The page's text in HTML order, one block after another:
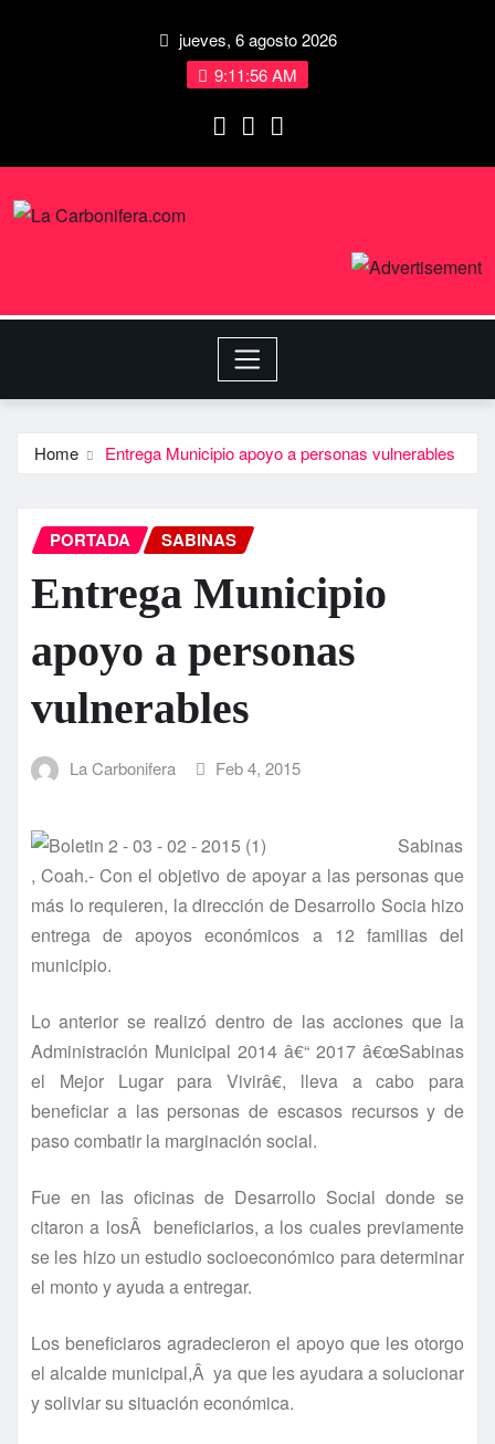
jueves, 6 agosto 2026
9:11:57 AM
Home Entrega Municipio apoyo a personas vulnerables
PORTADA SABINAS
Entrega Municipio
apoyo a personas
vulnerables
La Carbonifera Feb 4, 2015
Sabinas
, Coah.- Con el objetivo de apoyar a las personas que
más lo requieren, la dirección de Desarrollo Socia hizo
entrega de apoyos económicos a 12 familias del
municipio.
Lo anterior se realizó dentro de las acciones que la
Administración Municipal 2014 â€“ 2017 â€œSabinas
el Mejor Lugar para Vivirâ€, lleva a cabo para
beneficiar a las personas de escasos recursos y de
paso combatir la marginación social.
Fue en las oficinas de Desarrollo Social donde se
citaron a losÂ beneficiarios, a los cuales previamente
se les hizo un estudio socioeconómico para determinar
el monto y ayuda a entregar.
Los beneficiaros agradecieron el apoyo que les otorgo
el alcalde municipal,Â ya que les ayudara a solucionar
y soliviar su situación económica.